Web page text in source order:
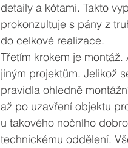
detaily a kótami. Takto
prokonzultuje s pány z
do celkové realizace.
Třetím krokem je
jiným projektům. Jelikož
pravidla ohledně
až po uzavření objektu
u takového nočního
technickému oddělení.